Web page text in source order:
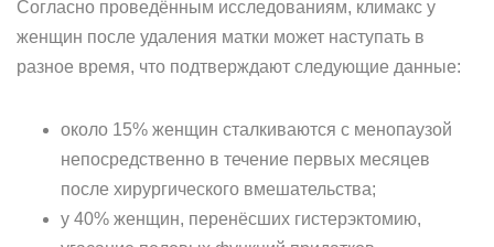
Согласно проведённым исследованиям, климакс у
женщин после удаления матки может наступать в
разное время, что подтверждают следующие данные:
около 15% женщин сталкиваются с менопаузой
непосредственно в течение первых месяцев
после хирургического вмешательства;
у 40% женщин, перенёсших гистерэктомию,